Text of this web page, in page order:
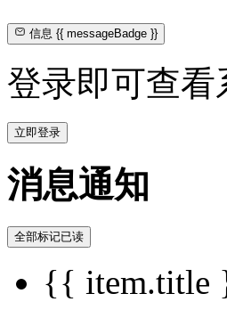
信息{{ messageBadge }}
登录即可查看
立即登录
消息通知
全部标记已读
{{ item.title